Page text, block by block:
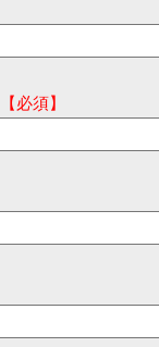
【必須】